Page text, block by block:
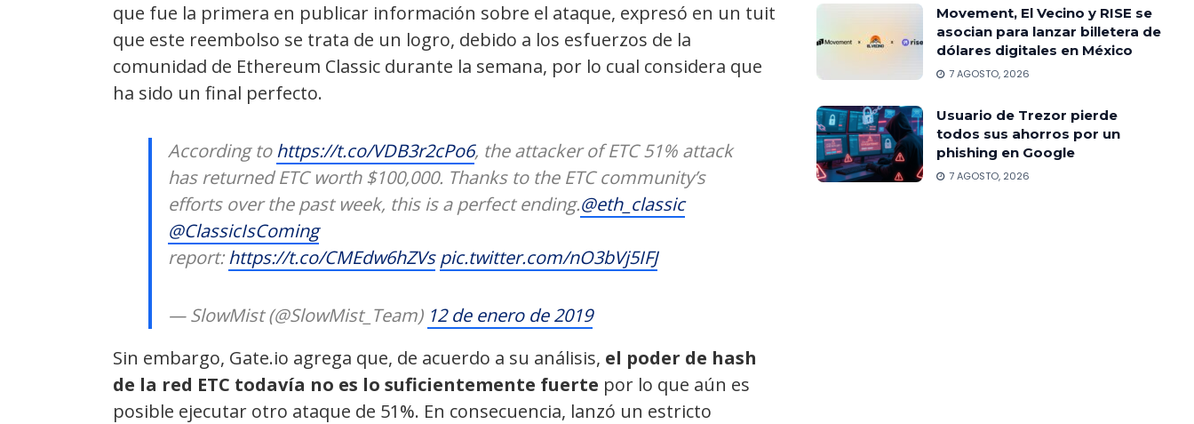
que fue la primera en publicar información sobre el ataque, expresó en un tuit
que este reembolso se trata de un logro, debido a los esfuerzos de la
comunidad de Ethereum Classic durante la semana, por lo cual considera que
ha sido un final perfecto.
According tohttps://t.co/VDB3r2cPo6, the attacker of ETC 51% attack
has returned ETC worth $100,000. Thanks to the ETC community’s
efforts over the past week, this is a perfect ending.@eth_classic
@ClassicIsComing
report:https://t.co/CMEdw6hZVs pic.twitter.com/nO3bVj5IFJ
— SlowMist (@SlowMist_Team) 12 de enero de 2019
Sin embargo, Gate.io agrega que, de acuerdo a su análisis, el poder de hash
de la red ETC todavía no es lo suficientemente fuerte por lo que aún es
posible ejecutar otro ataque de 51%. En consecuencia, lanzó un estricto
Movement, El Vecino y RISE se
asocian para lanzar billetera de
dólares digitales en México
7 AGOSTO, 2026
Usuario de Trezor pierde
todos sus ahorros por un
phishing en Google
7 AGOSTO, 2026